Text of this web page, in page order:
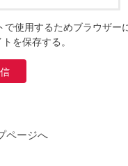
で使用するためブラウザー
を保存する。
ページへ